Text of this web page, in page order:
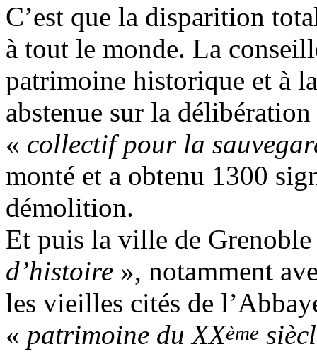
C’est que la disparition
à tout le monde. La
patrimoine historique et à
abstenue sur la
« collectif pour la
monté et a obtenu 1300
démolition.
Et puis la ville de
d’histoire », notamment
les vieilles cités de
« patrimoine du XXème